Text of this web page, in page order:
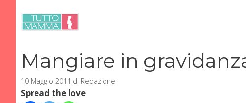
contenuto
Mangiare in
10 Maggio 2011 di Redazione
Spread the love